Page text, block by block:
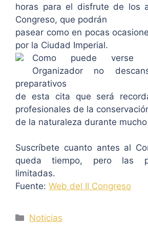
horas para el disfrute de los
Congreso, que podrán
pasear como en pocas
por la Ciudad Imperial.
Como puede verse
Organizador no
preparativos
de esta cita que será
profesionales de la
de la naturaleza durante
Suscríbete cuanto antes al
queda tiempo, pero las
limitadas.
Fuente: Web del II Congreso
Categorías
Noticias